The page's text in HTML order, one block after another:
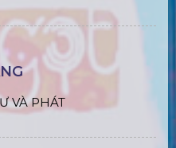
VÀ PHÁT